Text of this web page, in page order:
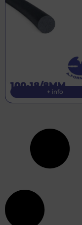
100-18/8MM
+ info